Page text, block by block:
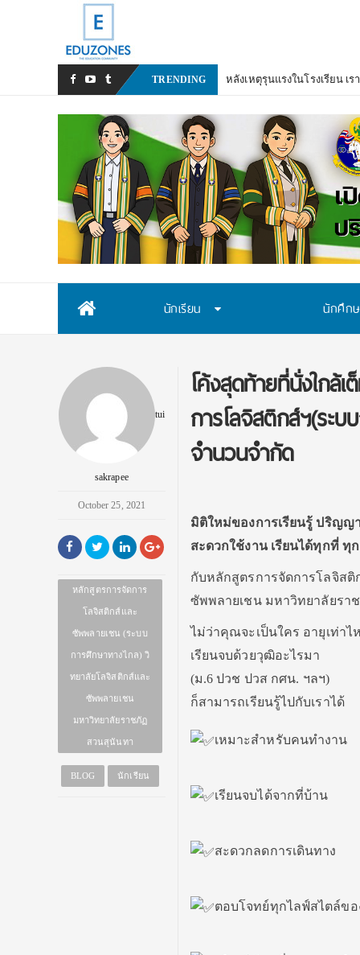
TRENDING
นักเรียน นักศึก
tui
sakrapee
October 25, 2021
หลักสูตรการจัดการ
โลจิสติกส์และ
ซัพพลายเชน (ระบบ
การศึกษาทางไกล) วิ
ทยาลัยโลจิสติกส์และ
ซัพพลายเชน
มหาวิทยาลัยราชภัฏ
สวนสุนันทา
BLOG นักเรียน
โค้งสุดท้ายที่นั่งใกล้
การโลจิสติกส์ฯ(ระ
จำนวนจำกัด
มิติใหม่ของการเรียนรู้ ปริญญ
สะดวกใช้งาน เรียนได้ทุกที่ ทุก
กับหลักสูตรการจัดการโลจิส
ซัพพลายเชน มหาวิทยาลัยรา
ไม่ว่าคุณจะเป็นใคร อายุเท่าไ
เรียนจบด้วยวุฒิอะไรมา
(ม.6 ปวช ปวส กศน. ฯลฯ)
ก็สามารถเรียนรู้ไปกับเราได้
เหมาะสำหรับคนทำงาน
เรียนจบได้จากที่บ้าน
สะดวกลดการเดินทาง
ตอบโจทย์ทุกไลฟ์สไตล์ข